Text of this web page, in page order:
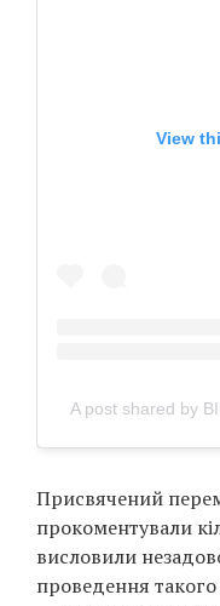
View
A post shared by
Присвячений
прокоментували
висловили
проведення